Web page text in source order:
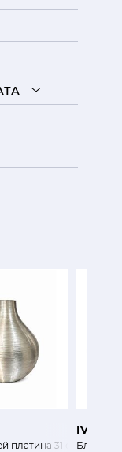
платина 31 см
IVV
Блюдо